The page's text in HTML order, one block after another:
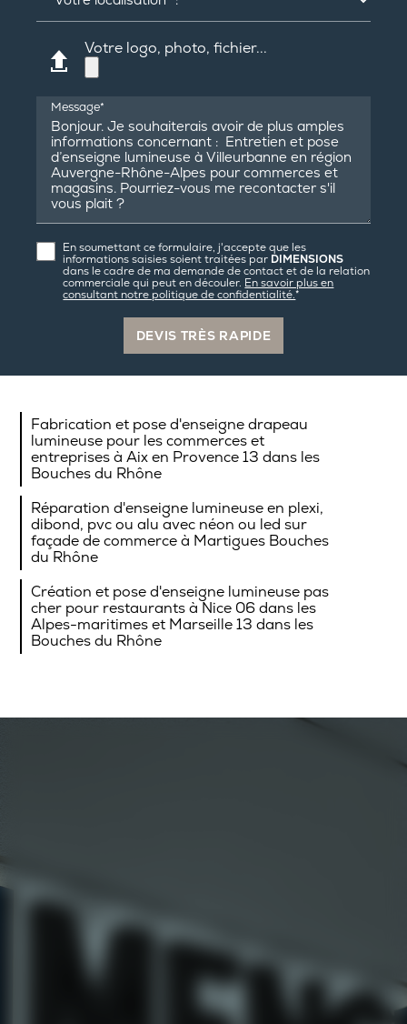
Votre logo, photo, fichier...
Message*
En soumettant ce formulaire, j'accepte que les
informations saisies soient traitées par DIMENSIONS
dans le cadre de ma demande de contact et de la relation
commerciale qui peut en découler. En savoir plus en
consultant notre politique de confidentialité.*
Fabrication et pose d'enseigne drapeau
lumineuse pour les commerces et
entreprises à Aix en Provence 13 dans les
Bouches du Rhône
Réparation d'enseigne lumineuse en plexi,
dibond, pvc ou alu avec néon ou led sur
façade de commerce à Martigues Bouches
du Rhône
Création et pose d'enseigne lumineuse pas
cher pour restaurants à Nice 06 dans les
Alpes-maritimes et Marseille 13 dans les
Bouches du Rhône